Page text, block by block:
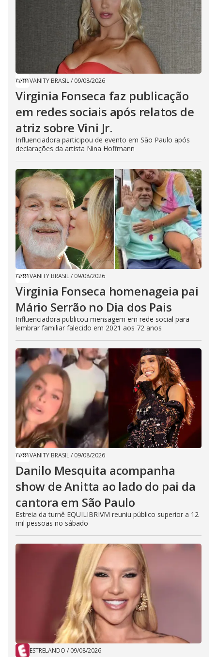
VANITY BRASIL/ 09/08/2026
Virginia Fonseca faz publicação
em redes sociais após relatos de
atriz sobre Vini Jr.
Influenciadora participou de evento em São Paulo após
declarações da artista Nina Hoffmann
VANITY BRASIL/ 09/08/2026
Virginia Fonseca homenageia pai
Mário Serrão no Dia dos Pais
Influenciadora publicou mensagem em rede social para
lembrar familiar falecido em 2021 aos 72 anos
VANITY BRASIL/ 09/08/2026
Danilo Mesquita acompanha
show de Anitta ao lado do pai da
cantora em São Paulo
Estreia da turnê EQUILIBRIVM reuniu público superior a 12
mil pessoas no sábado
ESTRELANDO / 09/08/2026